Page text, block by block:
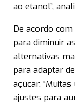
ao etanol”,
De acordo
para diminuir
alternativas
para adaptar
açúcar.
ajustes para